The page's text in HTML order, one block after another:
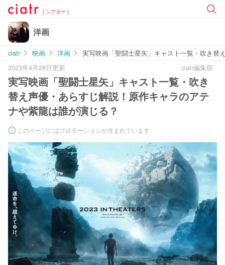
[ シアター ]
洋画
ciatr 映画 洋画
実写映画「聖闘士星矢」キャスト一覧・吹き替
2023年4月28日更新
ciatr編集部
実写映画「聖闘士星矢」キャスト一覧・吹き
替え声優・あらすじ解説！原作キャラのアテ
ナや紫龍は誰が演じる？
このページにはプロモーションが含まれています